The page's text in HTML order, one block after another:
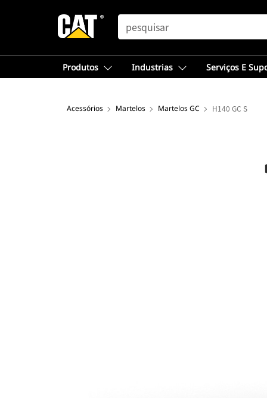
SEARCH
Produtos Industrias Serviços E
Acessórios Martelos Martelos GC H140 GC S